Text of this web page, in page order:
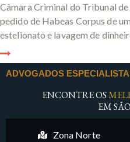
Câmara Criminal do Tribunal
pedido de Habeas Corpus de
estelionato e lavagem de
ADVOGADOS
ENCONTRE OS
EM
Zona Norte